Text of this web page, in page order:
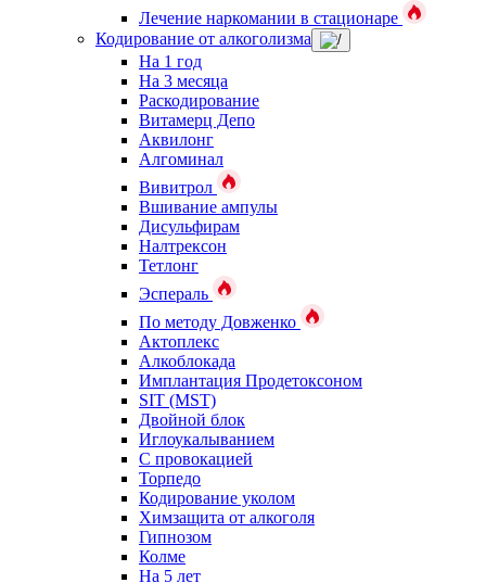
Лечение наркомании в стационаре
Кодирование от алкоголизма
На 1 год
На 3 месяца
Раскодирование
Витамерц Депо
Аквилонг
Алгоминал
Вивитрол
Вшивание ампулы
Дисульфирам
Налтрексон
Тетлонг
Эспераль
По методу Довженко
Актоплекс
Алкоблокада
Имплантация Продетоксоном
SIT (MST)
Двойной блок
Иглоукалыванием
С провокацией
Торпедо
Кодирование уколом
Химзащита от алкоголя
Гипнозом
Колме
На 5 лет